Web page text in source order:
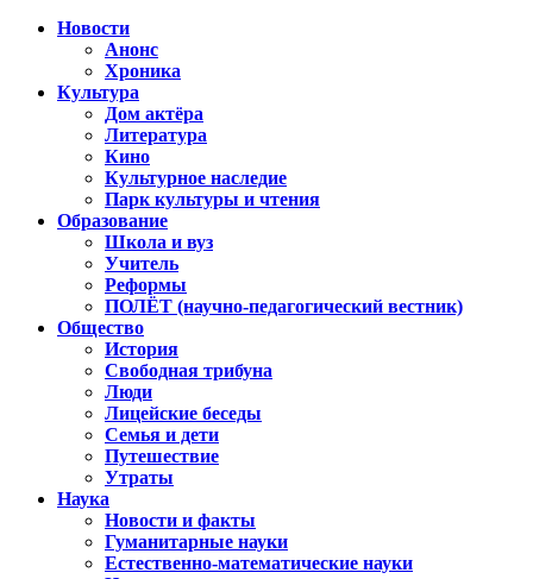
Новости
Анонс
Хроника
Культура
Дом актёра
Литература
Кино
Культурное наследие
Парк культуры и чтения
Образование
Школа и вуз
Учитель
Реформы
ПОЛЁТ (научно-педагогический вестник)
Общество
История
Свободная трибуна
Люди
Лицейские беседы
Семья и дети
Путешествие
Утраты
Наука
Новости и факты
Гуманитарные науки
Естественно-математические науки